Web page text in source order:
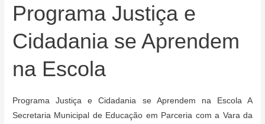
Programa Justiça e
Cidadania se Aprendem
na Escola
Programa Justiça e Cidadania se Aprendem na Escola A
Secretaria Municipal de Educação em Parceria com a Vara da